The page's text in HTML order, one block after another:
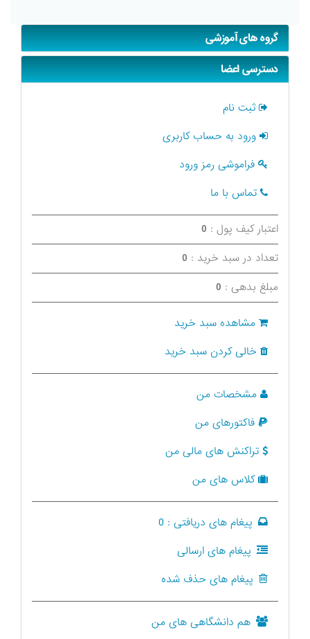
گروه های آموزشی
دسترسی اعضا
ثبت نام
ورود به حساب کاربری
فراموشی رمز ورود
تماس با ما
اعتبار کیف پول : 0
تعداد در سبد خرید : 0
مبلغ بدهی : 0
مشاهده سبد خرید
خالی کردن سبد خرید
مشخصات من
فاکتورهای من
تراکنش های مالی من
کلاس های من
پیغام های دریافتی : 0
پیغام های ارسالی
پیغام های حذف شده
هم دانشگاهی های من